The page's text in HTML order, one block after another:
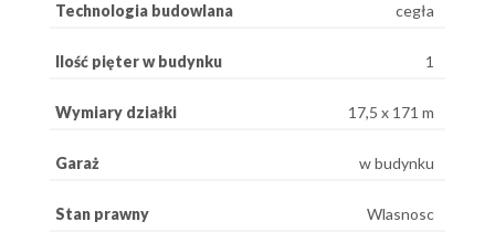
Technologia budowlana cegła
Ilość pięter w budynku 1
Wymiary działki 17,5 x 171 m
Garaż w budynku
Stan prawny Wlasnosc